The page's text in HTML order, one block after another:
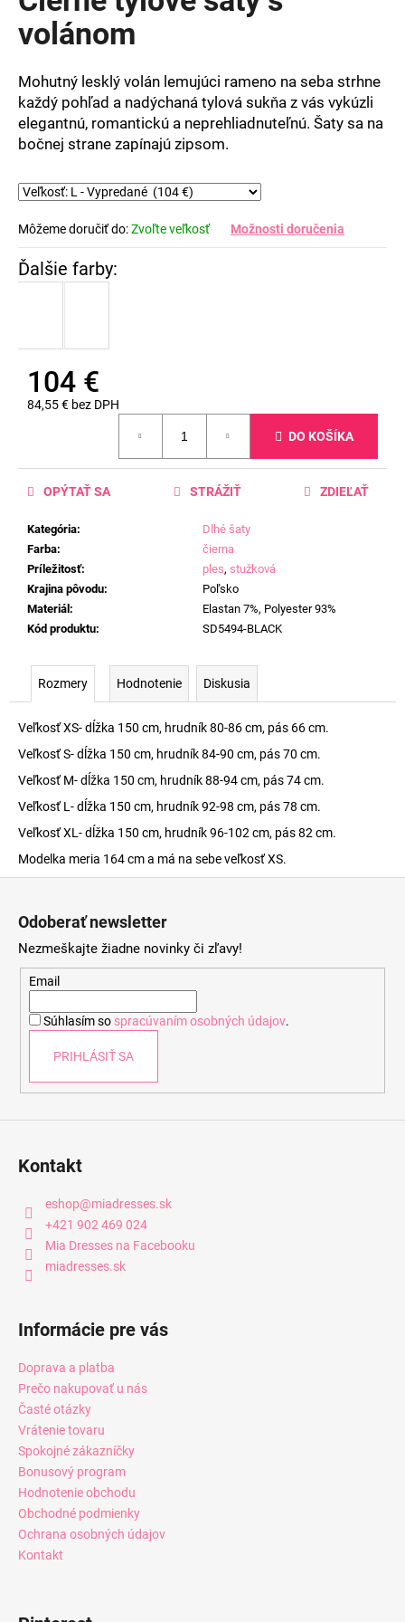
je
z
hviezdičiek.
volánom
Mohutný lesklý volán lemujúci rameno na seba strhne
každý pohľad a nadýchaná tylová sukňa z vás vykúzli
elegantnú, romantickú a neprehliadnuteľnú. Šaty sa na
bočnej strane zapínajú zipsom.
Môžeme doručiť do:Zvoľte veľkosť Možnosti doručenia
104 €
84,55 € bez DPH
DO KOŠÍKA
Kategória:
Dlhé šaty
Farba:
čierna
Príležitosť: ples, stužková
Krajina pôvodu:
Poľsko
Materiál :
Elastan 7%, Polyester 93%
Kód produktu: SD5494-BLACK
OPÝTAŤ SA STRÁŽIŤ ZDIEĽAŤ
Rozmery Hodnotenie Diskusia
Veľkosť XS- dĺžka 150 cm, hrudník 80-86 cm, pás 66 cm.
Veľkosť S- dĺžka 150 cm, hrudník 84-90 cm, pás 70 cm.
Veľkosť M- dĺžka 150 cm, hrudník 88-94 cm, pás 74 cm.
Veľkosť L- dĺžka 150 cm, hrudník 92-98 cm, pás 78 cm.
Veľkosť XL- dĺžka 150 cm, hrudník 96-102 cm, pás 82 cm.
Modelka meria 164 cm a má na sebe veľkosť XS.
Odoberať newsletter
Nezmeškajte žiadne novinky či zľavy!
Email
Súhlasím so spracúvaním osobných údajov.
PRIHLÁSIŤ SA
Kontakt
eshop@miadresses.sk
+421 902 469 024
Mia Dresses na Facebooku
miadresses.sk
Informácie pre vás
Doprava a platba
Prečo nakupovať u nás
Časté otázky
Vrátenie tovaru
Spokojné zákazníčky
Bonusový program
Hodnotenie obchodu
Obchodné podmienky
Ochrana osobných údajov
Kontakt